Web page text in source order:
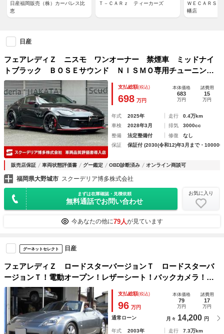
日産福岡販売（株）カーパレス比
恵
Ｔ－ＣＡＲｚ ティーカーズ
ＷＥＣＡＲＳ（
幡店
日産
フェアレディＺ ニスモ ワンオーナー 禁煙車 ミッドナイ
トブラック ＢＯＳＥサウンド ＮＩＳＭＯ専用チューニング
＆エクステリア レイズ製１９インチアルミ＆レッドキャリパ
ー ＲＥＣＡＲＯ製スポーツシート
支払総額(税込)
698 万円
本体価格
683
万円
諸費用
15
万円
年式 2025年 走行
0.4万km
車検
2028年3月 排気
3000cc
整備
法定整備付 修復
なし
保証
保証付 (2030(令和12)年3月まで・
販売店保証 車両状態評価書 グー鑑定 OBD診断済み オンライン商談可
福岡県大野城市 スクーデリア博多株式会社
まずは在庫確認・見積依頼
無料通話でお問い合わせ
お気に入り
今あなたの他に79人が見ています
グーネットセレクト 日産
フェアレディＺ ロードスターバージョンＴ ロードスターバ
ージョンＴ！電動オープン！レザーシート！バックカメラ！Ｅ
ＴＣ！ＢＯＳＥサラウンド！ナビ！フルセグＴＶ！キーレスエ
ントリー！
支払総額(税込)
96 万円
本体価格
79
万円
諸費用
17
万円
通常ローン 月々 14,200 円
年式 2003年 走行
7.3万km